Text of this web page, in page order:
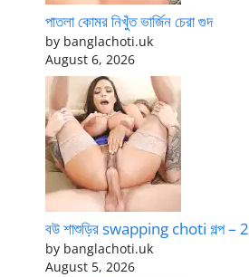
পাতলা কোমর নিখুঁত ভার্জিন চেরা গুদ
by banglachoti.uk
August 6, 2026
বউ শাশুড়ির swapping choti গল্প – 2
by banglachoti.uk
August 5, 2026